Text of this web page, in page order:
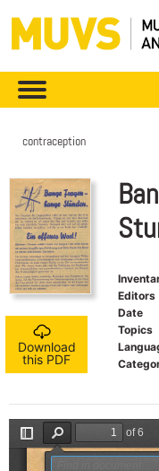
contraception
Download
this PDF
Editors
Date
Topics